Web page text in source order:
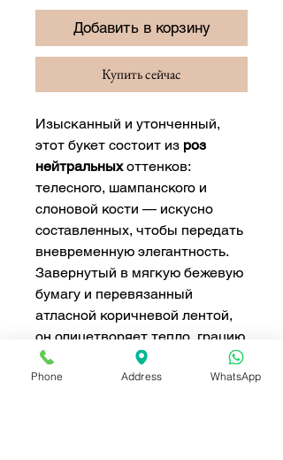
Добавить в корзину
Купить сейчас
Изысканный и утонченный,
этот букет состоит из роз
нейтральныхоттенков:
телесного, шампанского и
слоновой кости — искусно
составленных, чтобы передать
вневременную элегантность.
Завернутый в мягкую бежевую
бумагу и перевязанный
атласной коричневой лентой,
он олицетворяет тепло, грацию
и сдержанную роскошь.
Идеально подходит для
Phone Address WhatsApp